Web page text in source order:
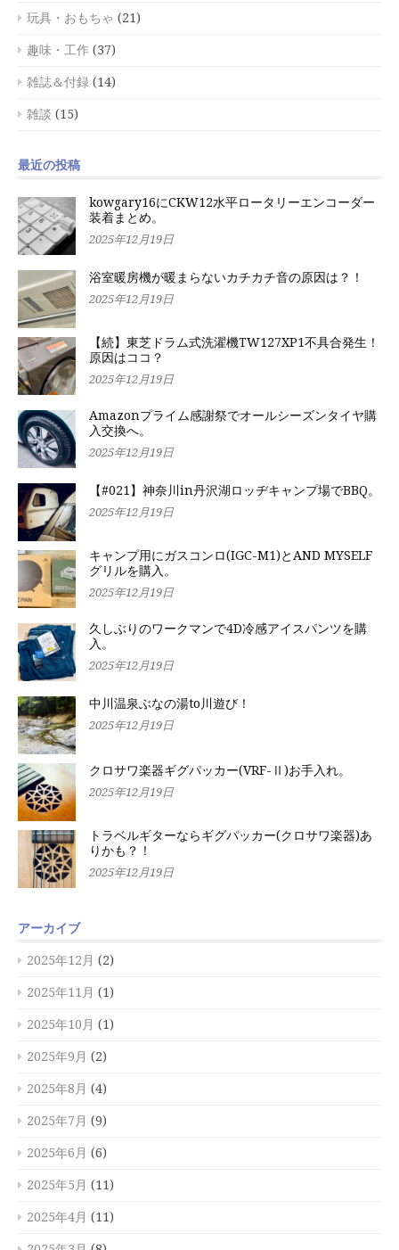
玩具・おもちゃ (21)
趣味・工作 (37)
雑誌＆付録 (14)
雑談 (15)
最近の投稿
kowgary16にCKW12水平ロータリーエンコーダー
装着まとめ。
2025年12月19日
浴室暖房機が暖まらないカチカチ音の原因は？！
2025年12月19日
【続】東芝ドラム式洗濯機TW127XP1不具合発生！
原因はココ？
2025年12月19日
Amazonプライム感謝祭でオールシーズンタイヤ購
入交換へ。
2025年12月19日
【#021】神奈川in丹沢湖ロッヂキャンプ場でBBQ。
2025年12月19日
キャンプ用にガスコンロ(IGC-M1)とAND MYSELF
グリルを購入。
2025年12月19日
久しぶりのワークマンで4D冷感アイスパンツを購
入。
2025年12月19日
中川温泉ぶなの湯to川遊び！
2025年12月19日
クロサワ楽器ギグパッカー(VRF-Ⅱ)お手入れ。
2025年12月19日
トラベルギターならギグパッカー(クロサワ楽器)あ
りかも？！
2025年12月19日
アーカイブ
2025年12月 (2)
2025年11月 (1)
2025年10月 (1)
2025年9月 (2)
2025年8月 (4)
2025年7月 (9)
2025年6月 (6)
2025年5月 (11)
2025年4月 (11)